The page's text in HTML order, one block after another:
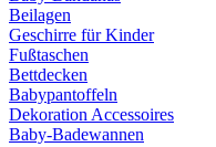
Beilagen
Geschirre für Kinder
Fußtaschen
Bettdecken
Babypantoffeln
Dekoration Accessoires
Baby-Badewannen